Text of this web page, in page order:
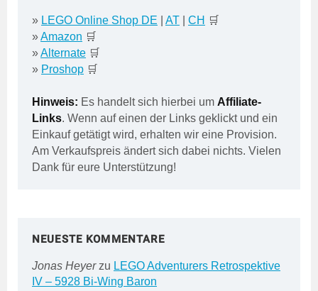
» LEGO Online Shop DE AT CH 🛒
»Amazon 🛒
»Alternate 🛒
» Proshop 🛒
Hinweis: Es handelt sich hierbei um Affiliate-
Links. Wenn auf einen der Links geklickt und ein
Einkauf getätigt wird, erhalten wir eine Provision.
Am Verkaufspreis ändert sich dabei nichts. Vielen
Dank für eure Unterstützung!
NEUESTE KOMMENTARE
Jonas Heyerzu LEGO Adventurers Retrospektive
IV – 5928 Bi-Wing Baron